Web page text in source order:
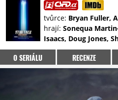
NOVINKY
TÉMATA
RECENZE
EPIZODY
KULT
TRAILERY
GALERIE
DISKUZE
STATISTIKY
TIRÁŽ
tvůrce: Bryan Fuller,
hrají: Sonequa
Isaacs, Doug Jones,
O SERIÁLU RECENZE